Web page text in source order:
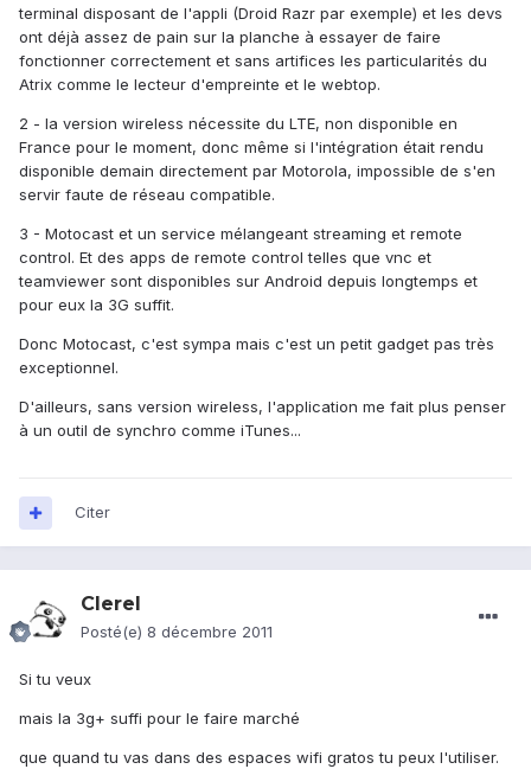
terminal disposant de l'appli (Droid Razr par exemple) et les devs
ont déjà assez de pain sur la planche à essayer de faire
fonctionner correctement et sans artifices les particularités du
Atrix comme le lecteur d'empreinte et le webtop.
2 - la version wireless nécessite du LTE, non disponible en
France pour le moment, donc même si l'intégration était rendu
disponible demain directement par Motorola, impossible de s'en
servir faute de réseau compatible.
3 - Motocast et un service mélangeant streaming et remote
control. Et des apps de remote control telles que vnc et
teamviewer sont disponibles sur Android depuis longtemps et
pour eux la 3G suffit.
Donc Motocast, c'est sympa mais c'est un petit gadget pas très
exceptionnel.
D'ailleurs, sans version wireless, l'application me fait plus penser
à un outil de synchro comme iTunes...
Citer
Clerel
Posté(e) 8 décembre 2011
Si tu veux
mais la 3g+ suffi pour le faire marché
que quand tu vas dans des espaces wifi gratos tu peux l'utiliser.